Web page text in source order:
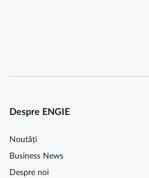
Despre ENGIE
Noutăți
Business News
Despre noi